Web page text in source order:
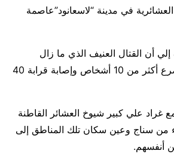
في مدينة “لاسعانود”عاصمة
إلي أن القتال العنيف الذي ما زال
مستمرا أسفر عن مصرع أكثر من 10 أشخاص وإصابة قرابة 40
غراد علي كبير شيوخ العشائر القاطنة
من سناج وعين سكان تلك المناطق إلى
أنفسهم.